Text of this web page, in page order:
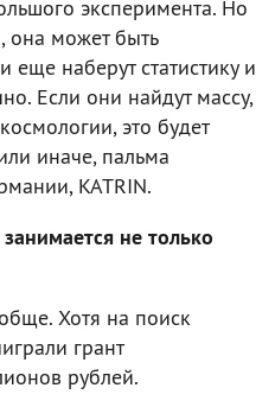
эксперимента. Но
она может быть
еще наберут статистику и
Если они найдут массу,
это будет
иначе, пальма
KATRIN.
не только
Хотя на поиск
грант
рублей.